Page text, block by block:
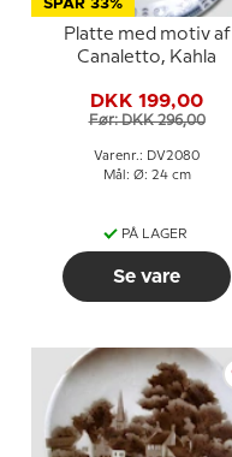
SPAR 33%
Platte med motiv af
Canaletto, Kahla
DKK 199,00
Før: DKK 296,00
Varenr.: DV2080
Mål: Ø: 24 cm
PÅ LAGER
Se vare